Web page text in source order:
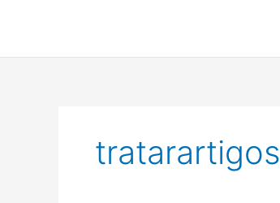
tratarartigos